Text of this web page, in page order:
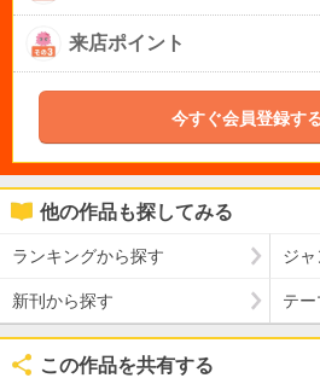
来店ポイント
今すぐ会員登録す
他の作品も探してみる
ランキングから探す ジ
新刊から探す テ
この作品を共有する